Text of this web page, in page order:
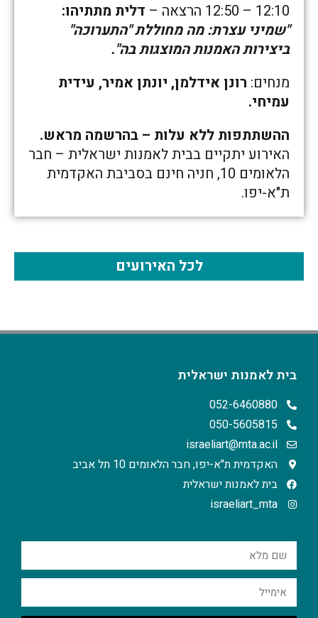
12:10 – 12:50 הרצאה –
דלית מתתיהו:
"שמיני עצרת: מה מחוללת "התערוכה"
ביצירות האמנות המוצגות בה".
מנחים: רונן אידלמן, יונתן אמיר, עידית
עמיחי.
ההשתתפות ללא עלות – בהרשמה מראש.
האירוע יתקיים בבית לאמנות ישראלית – חבר
הלאומים 10, חניה חינם בסביבת האקדמית
ת"א-יפו.
לכל האירועים
בית לאמנות ישראלית
052-6460880
050-5605815
israeliart@mta.ac.il
האקדמית ת"א-יפו, חבר הלאומים 10 תל אביב
בית לאמנות ישראלית
israeliart_mta